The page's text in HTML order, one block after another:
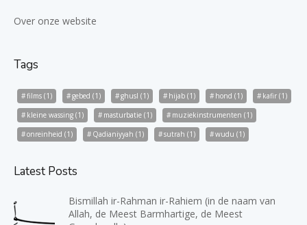
Over onze website
Tags
films (1) gebed (1) ghusl (1) hijab (1) hond (1) kafir (1)
kleine wassing (1) masturbatie (1) muziekinstrumenten (1)
onreinheid (1) Qadianiyyah (1) sutrah (1) wudu (1)
Latest Posts
Bismillah ir-Rahman ir-Rahiem (in de naam van
Allah, de Meest Barmhartige, de Meest